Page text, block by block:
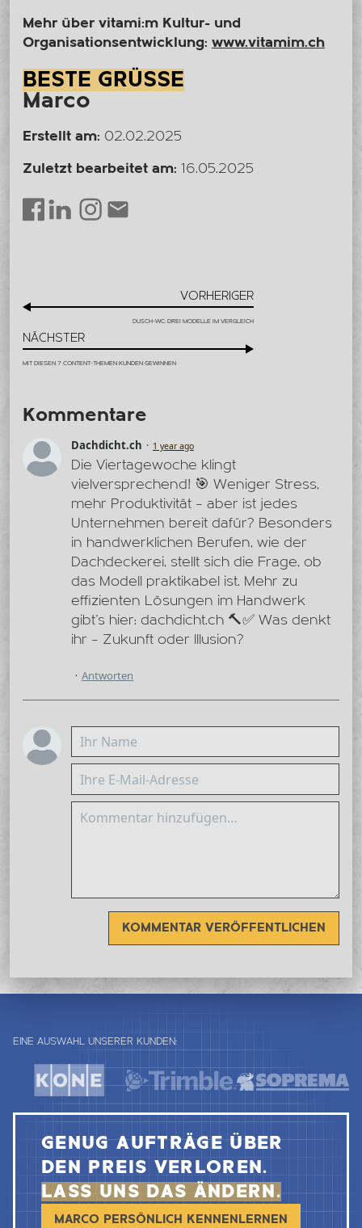
Mehr über vitami:m Kultur- und
Organisationsentwicklung: www.vitamim.ch
BESTE GRÜSSE
Marco
Erstellt am: 02.02.2025
Zuletzt bearbeitet am: 16.05.2025
Facebook
LinkedInInstagramEnvelope
VORHERIGER
DUSCH-WC: DREI MODELLE IM VERGLEICH
NÄCHSTER
MIT DIESEN 7 CONTENT-THEMEN KUNDEN GEWINNEN
Kommentare
Dachdicht.ch 1 year ago
Die Viertagewoche klingt
vielversprechend! 🎯 Weniger Stress,
mehr Produktivität – aber ist jedes
Unternehmen bereit dafür? Besonders
in handwerklichen Berufen, wie der
Dachdeckerei, stellt sich die Frage, ob
das Modell praktikabel ist. Mehr zu
effizienten Lösungen im Handwerk
gibt’s hier: dachdicht.ch 🔨✅ Was denkt
ihr – Zukunft oder Illusion?
Antworten
KOMMENTAR VERÖFFENTLICHEN
EINE AUSWAHL UNSERER KUNDEN:
GENUG AUFTRÄGE ÜBER
DEN PREIS VERLOREN.
LASS UNS DAS ÄNDERN.
MARCO PERSÖNLICH KENNENLERNEN